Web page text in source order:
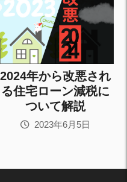
2024年から改悪され
る住宅ローン減税に
ついて解説
2023年6月5日